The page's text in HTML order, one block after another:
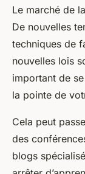
Le marché de
De nouvelles
techniques de
nouvelles lois
important de
la pointe de
Cela peut
des
blogs